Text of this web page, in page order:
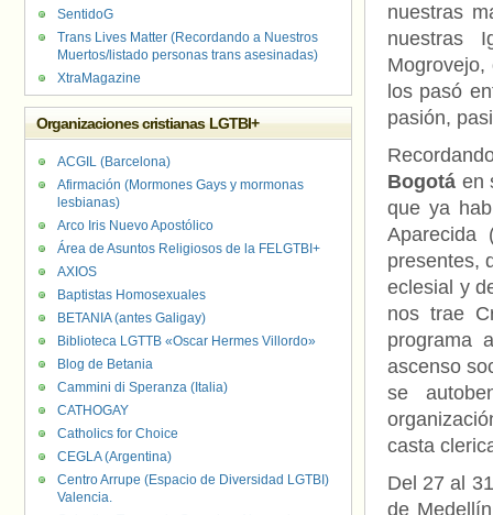
nuestras
nuestras
los pasó
pasión,
Bogotá en
que ya
Aparecida
presentes,
eclesial y
nos trae
programa
ascenso
se
casta
Del 27 al
de
SentidoG
Trans Lives Matter (Recordando a Nuestros
Muertos/listado personas trans asesinadas)
XtraMagazine
Organizaciones cristianas LGTBI+
ACGIL (Barcelona)
Afirmación (Mormones Gays y mormonas
lesbianas)
Arco Iris Nuevo Apostólico
Área de Asuntos Religiosos de la FELGTBI+
AXIOS
Baptistas Homosexuales
BETANIA (antes Galigay)
Biblioteca LGTTB «Oscar Hermes Villordo»
Blog de Betania
Cammini di Speranza (Italia)
CATHOGAY
Catholics for Choice
CEGLA (Argentina)
Centro Arrupe (Espacio de Diversidad LGTBI)
Valencia.